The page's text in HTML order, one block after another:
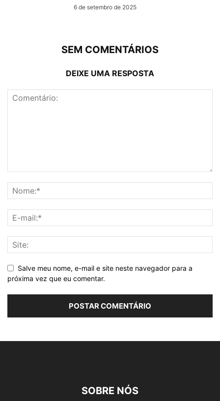
6 de setembro de 2025
SEM COMENTÁRIOS
DEIXE UMA RESPOSTA
Salve meu nome, e-mail e site neste navegador para a
próxima vez que eu comentar.
SOBRE NÓS